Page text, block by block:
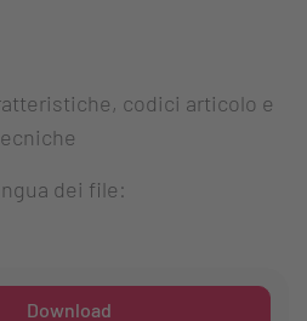
codici articolo e
dei file:
Download